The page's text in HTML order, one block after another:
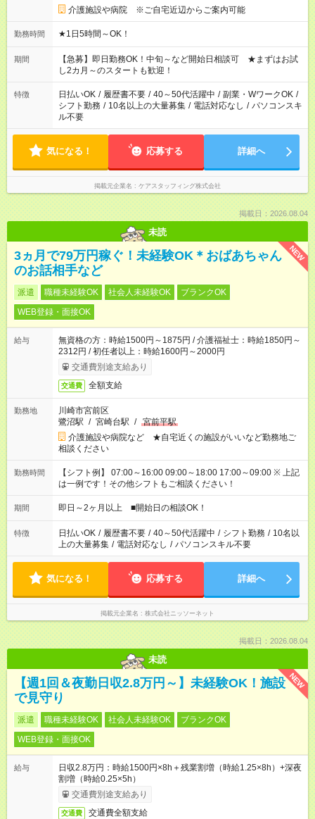
介護施設や病院 ※ご自宅近辺からご案内可能
勤務時間 ★1日5時間～OK！
期間
【急募】即日勤務OK！中旬～など開始日相談可 ★まずはお試
し2カ月～のスタートも歓迎！
特徴 日払いOK / 履歴書不要 / 40～50代活躍中 / 副業・WワークOK /
シフト勤務 / 10名以上の大量募集 / 電話対応なし / パソコンスキ
ル不要
気になる！ 応募する 詳細へ
掲載元企業名 ケアスタッフィング株式会社
掲載日：2026.08.04
未読
NEW
3ヵ月で79万円稼ぐ！未経験OK＊おばあちゃん
のお話相手など
派遣 職種未経験OK 社会人未経験OK
ブランクOK
WEB登録・面接OK
給与
無資格の方：時給1500円～1875円 / 介護福祉士：時給1850円～
2312円 / 初任者以上：時給1600円～2000円
交通費別途支給あり
交通費 全額支給
勤務地
川崎市宮前区
鷺沼駅 / 宮崎台駅 / 宮前平駅
介護施設や病院など ★自宅近くの施設がいいなど勤務地ご
相談ください
勤務時間
【シフト例】 07:00～16:00 09:00～18:00 17:00～09:00 ※ 上記
は一例です！その他シフトもご相談ください！
期間 即日～2ヶ月以上 ■開始日の相談OK！
特徴 日払いOK / 履歴書不要 / 40～50代活躍中 / シフト勤務 / 10名以
上の大量募集 / 電話対応なし / パソコンスキル不要
気になる！ 応募する 詳細へ
掲載元企業名 株式会社ニッソーネット
掲載日：2026.08.04
未読
NEW
【週1回＆夜勤日収2.8万円～】未経験OK！施設
で見守り
派遣 職種未経験OK 社会人未経験OK
ブランクOK
WEB登録・面接OK
給与
日収2.8万円：時給1500円×8h＋残業割増（時給1.25×8h）+深夜
割増（時給0.25×5h）
交通費別途支給あり
交通費 交通費全額支給